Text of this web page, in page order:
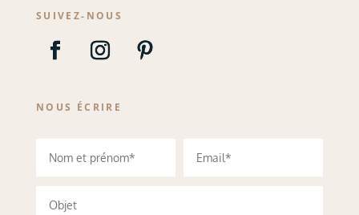
SUIVEZ-NOUS
NOUS ÉCRIRE